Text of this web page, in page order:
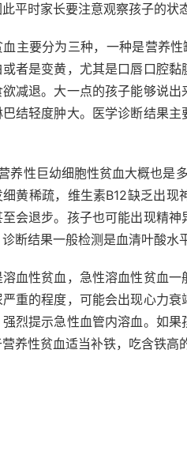
平时家长要注意观察孩子的状态
主要分为三种，一种是营养
者是变黄，尤其是口唇口腔
减退。大一点的孩子能够说
结轻度肿大。医学诊断结果
养性巨幼细胞性贫血大概也是
细黄稀疏，维生素B12缺乏出
会退步。孩子也可能出现精
断结果一般检测是血清叶酸水
血性贫血，急性溶血性贫血
重的程度，可能会出现心力
烈提示急性血管内溶血。如
养性贫血适当补铁，吃含铁高